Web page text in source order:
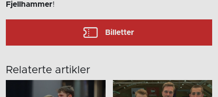
Fjellhammer!
Billetter
Relaterte artikler